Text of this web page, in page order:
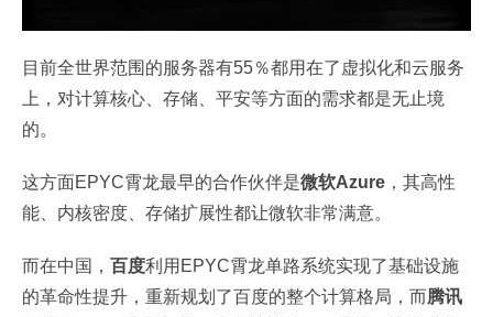
目前全世界范围的服务器有55％都用在了虚拟化和云服务
上，对计算核心、存储、平安等方面的需求都是无止境
的。
这方面EPYC霄龙最早的合作伙伴是微软Azure ，其高性
能、内核密度、存储扩展性都让微软非常满意。
而在中国， 百度利用EPYC霄龙单路系统实现了基础设施
的革命性提升，重新规划了百度的整个计算格局，而腾讯